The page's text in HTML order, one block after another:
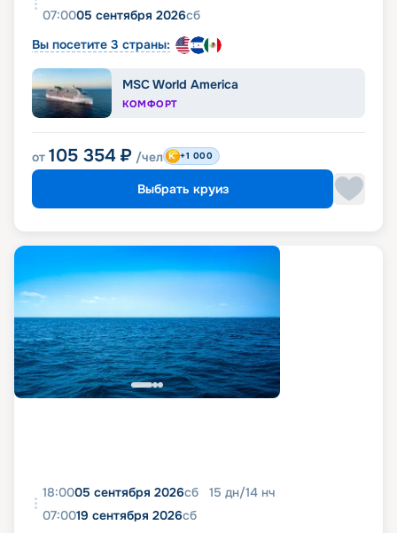
07:0005 сентября 2026сб
Вы посетите 3 страны:
MSC World America
КОМФОРТ
от 105 354 ₽ /чел +1 000
Выбрать круиз
18:0005 сентября 2026сб 15 дн/14 нч
07:0019 сентября 2026сб